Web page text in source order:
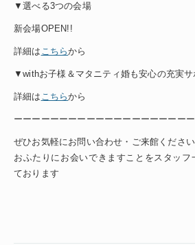
▼選べる3つの会場
新会場OPEN!!
詳細は こちらから
▼withお子様＆マタニティ婚も安心の充実
詳細は こちらから
ーーーーーーーーーーーーーーーーーーーー
ぜひお気軽にお問い合わせ・ご来館ください
おふたりにお会いできますことをスタッフ
ております